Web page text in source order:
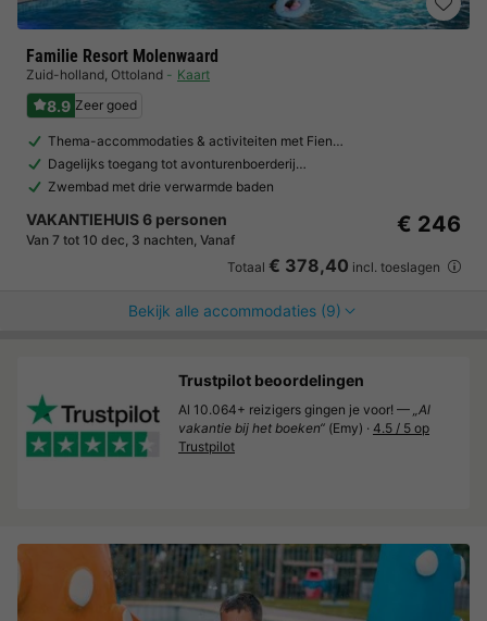
Familie Resort Molenwaard
Zuid-holland, Ottoland Kaart
8.9 Zeer goed
Thema-accommodaties & activiteiten met Fien…
Dagelijks toegang tot avonturenboerderij…
Zwembad met drie verwarmde baden
VAKANTIEHUIS 6 personen
Van 7 tot 10 dec, 3 nachten, Vanaf
€ 246
Totaal € 378,40 incl. toeslagen
Bekijk alle accommodaties (9)
Trustpilot beoordelingen
Al 10.064+ reizigers gingen je voor! — „Al
vakantie bij het boeken“ (Emy) · 4.5 / 5 op
Trustpilot